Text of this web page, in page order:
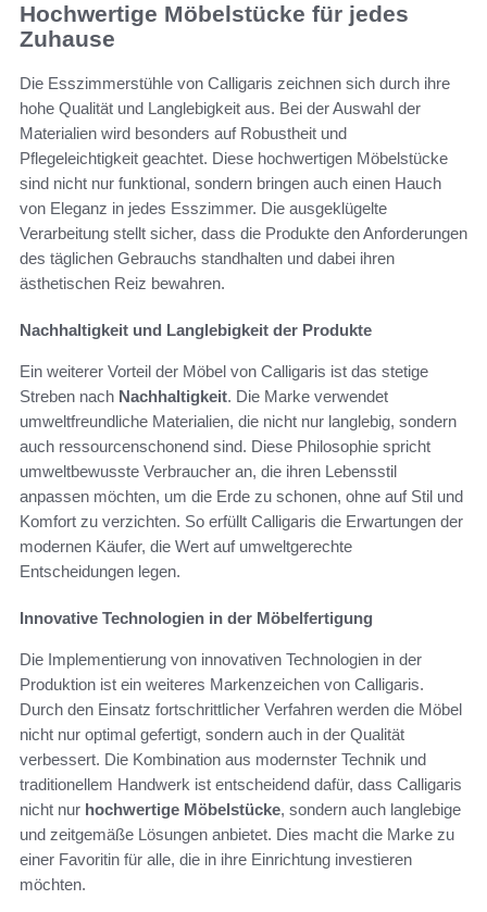
Hochwertige Möbelstücke für jedes
Zuhause
Die Esszimmerstühle von Calligaris zeichnen sich durch ihre
hohe Qualität und Langlebigkeit aus. Bei der Auswahl der
Materialien wird besonders auf Robustheit und
Pflegeleichtigkeit geachtet. Diese hochwertigen Möbelstücke
sind nicht nur funktional, sondern bringen auch einen Hauch
von Eleganz in jedes Esszimmer. Die ausgeklügelte
Verarbeitung stellt sicher, dass die Produkte den Anforderungen
des täglichen Gebrauchs standhalten und dabei ihren
ästhetischen Reiz bewahren.
Nachhaltigkeit und Langlebigkeit der Produkte
Ein weiterer Vorteil der Möbel von Calligaris ist das stetige
Streben nach Nachhaltigkeit. Die Marke verwendet
umweltfreundliche Materialien, die nicht nur langlebig, sondern
auch ressourcenschonend sind. Diese Philosophie spricht
umweltbewusste Verbraucher an, die ihren Lebensstil
anpassen möchten, um die Erde zu schonen, ohne auf Stil und
Komfort zu verzichten. So erfüllt Calligaris die Erwartungen der
modernen Käufer, die Wert auf umweltgerechte
Entscheidungen legen.
Innovative Technologien in der Möbelfertigung
Die Implementierung von innovativen Technologien in der
Produktion ist ein weiteres Markenzeichen von Calligaris.
Durch den Einsatz fortschrittlicher Verfahren werden die Möbel
nicht nur optimal gefertigt, sondern auch in der Qualität
verbessert. Die Kombination aus modernster Technik und
traditionellem Handwerk ist entscheidend dafür, dass Calligaris
nicht nur hochwertige Möbelstücke, sondern auch langlebige
und zeitgemäße Lösungen anbietet. Dies macht die Marke zu
einer Favoritin für alle, die in ihre Einrichtung investieren
möchten.